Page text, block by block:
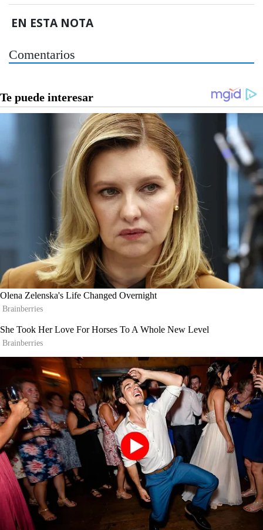
EN ESTA NOTA
Comentarios